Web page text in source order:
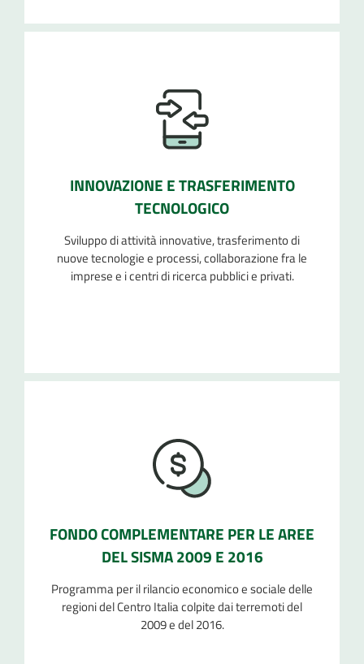
INNOVAZIONE E TRASFERIMENTO
TECNOLOGICO
Sviluppo di attività innovative, trasferimento di
nuove tecnologie e processi, collaborazione fra le
imprese e i centri di ricerca pubblici e privati.
FONDO COMPLEMENTARE PER LE AREE
DEL SISMA 2009 E 2016
Programma per il rilancio economico e sociale delle
regioni del Centro Italia colpite dai terremoti del
2009 e del 2016.